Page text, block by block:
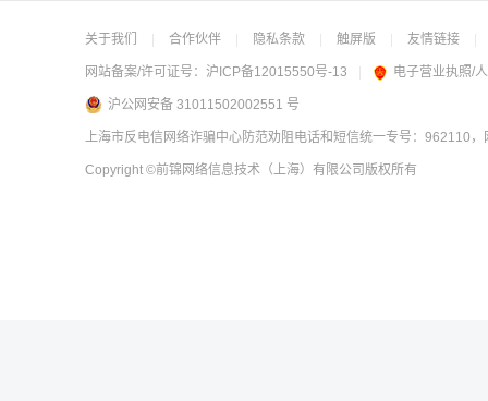
关于我们 合作伙伴 隐私条款 触屏版 友情链接
网站备案/许可证号： 沪ICP备12015550号-13 电子营业执照/
沪公网安备 31011502002551 号
上海市反电信网络诈骗中心防范劝阻电话和短信统一专号：962110
Copyright ©前锦网络信息技术（上海）有限公司 版权所有